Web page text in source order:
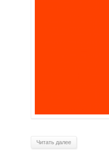
Читать далее